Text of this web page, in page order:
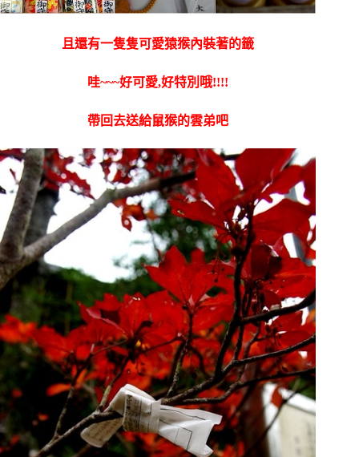
且還有一隻隻可愛猿猴內裝著的籤
哇~~~好可愛,好特別哦!!!!
帶回去送給鼠猴的雲弟吧